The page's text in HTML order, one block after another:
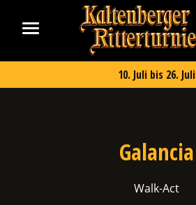
Inhalt
springen
Kaltenberger
Ritterturnier
2026
10. Juli bis 26. Juli
Galancia
Walk-Act